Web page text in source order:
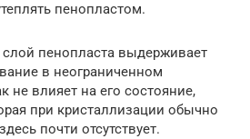
пенопластом.
пенопласта выдерживает
в неограниченном
не влияет на его состояние,
при кристаллизации обычно
почти отсутствует.